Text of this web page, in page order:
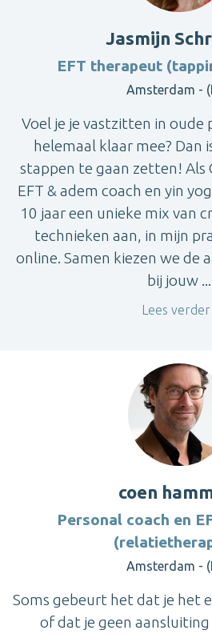
Jasmijn
EFT therapeut
Amsterdam -
Voel je je vastzitten in oude
helemaal klaar mee? Dan
stappen te gaan zetten! Als
EFT & adem coach en yin
10 jaar een unieke mix van
technieken aan, in mijn
online. Samen kiezen we de
bij jouw ...
Lees verder
coen
Personal coach en
Amsterdam -
Soms gebeurt het dat je het
of dat je geen